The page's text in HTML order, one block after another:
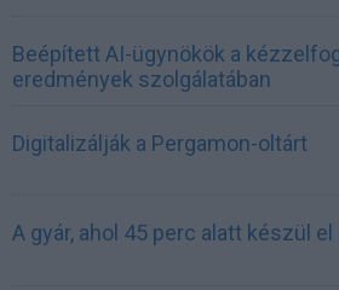
Beépített AI-ügynökök a
eredmények szolgálatában
Digitalizálják a Pergamon-oltárt
A gyár, ahol 45 perc alatt készül